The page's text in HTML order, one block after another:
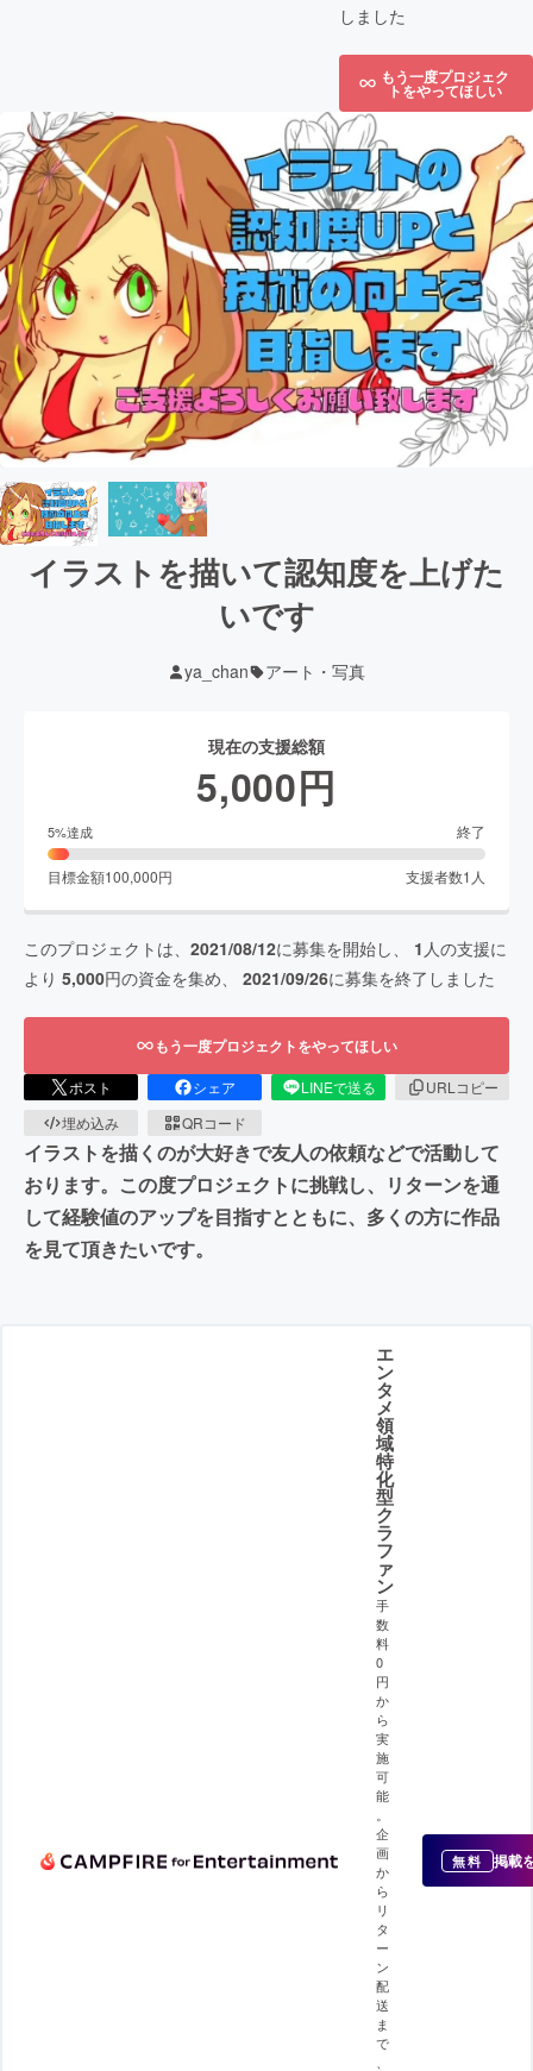
しました
もう一度プロジェク
トをやってほしい
イラストを描いて認知度を上げた
いです
ya_chan アート・写真
現在の支援総額
5,000円
5%達成 終了
目標金額100,000円 支援者数1 人
このプロジェクトは、 2021/08/12に募集を開始し、 1 人の支援に
より 5,000円の資金を集め、 2021/09/26に募集を終了しました
もう一度プロジェクトをやってほしい
ポスト シェア LINEで送る
URLコピー
埋め込み
QRコード
イラストを描くのが大好きで友人の依頼などで活動して
おります。この度プロジェクトに挑戦し、リターンを通
して経験値のアップを目指すとともに、多くの方に作品
を見て頂きたいです。
エ
ン
タ
メ
領
域
特
化
型
ク
ラ
フ
ァ
ン
手
数
料
0
円
か
ら
実
施
可
能
。
企
画
か
ら
リ
タ
ー
ン
配
送
ま
で
、
無料 掲載